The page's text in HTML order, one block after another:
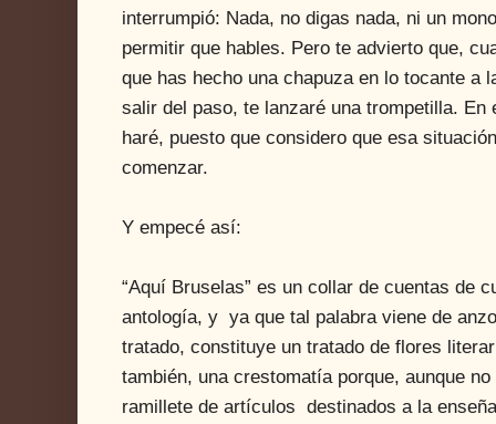
interrumpió: Nada, no digas nada, ni un
permitir que hables. Pero te advierto que,
que has hecho una chapuza en lo tocante a
salir del paso, te lanzaré una trompetilla. En
haré, puesto que considero que esa
comenzar.
Y empecé así:
“Aquí Bruselas” es un collar de cuentas de
antología, y ya que tal palabra viene de
tratado, constituye un tratado de flores
también, una crestomatía porque, aunque
ramillete de artículos destinados a la